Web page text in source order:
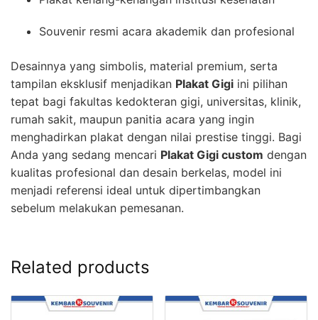
Souvenir resmi acara akademik dan profesional
Desainnya yang simbolis, material premium, serta
tampilan eksklusif menjadikan Plakat Gigi ini pilihan
tepat bagi fakultas kedokteran gigi, universitas, klinik,
rumah sakit, maupun panitia acara yang ingin
menghadirkan plakat dengan nilai prestise tinggi. Bagi
Anda yang sedang mencari Plakat Gigi custom dengan
kualitas profesional dan desain berkelas, model ini
menjadi referensi ideal untuk dipertimbangkan
sebelum melakukan pemesanan.
Related products